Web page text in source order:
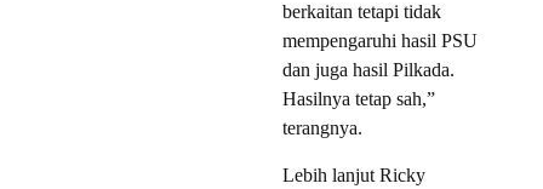
berkaitan tetapi tidak
mempengaruhi hasil PSU
dan juga hasil Pilkada.
Hasilnya tetap sah,”
terangnya.
Lebih lanjut Ricky